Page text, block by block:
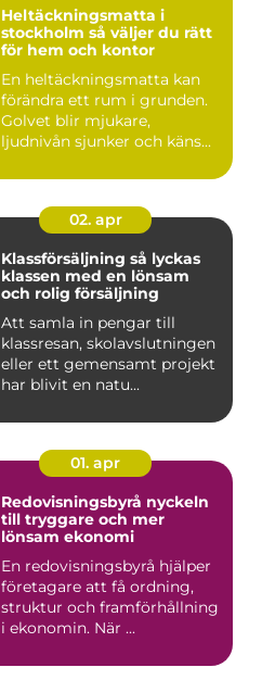
Heltäckningsmatta i
stockholm så väljer du rätt
för hem och kontor
En heltäckningsmatta kan
förändra ett rum i grunden.
Golvet blir mjukare,
ljudnivån sjunker och käns...
02. apr
Klassförsäljning så lyckas
klassen med en lönsam
och rolig försäljning
Att samla in pengar till
klassresan, skolavslutningen
eller ett gemensamt projekt
har blivit en natu...
01. apr
Redovisningsbyrå nyckeln
till tryggare och mer
lönsam ekonomi
En redovisningsbyrå hjälper
företagare att få ordning,
struktur och framförhållning
i ekonomin. När ...